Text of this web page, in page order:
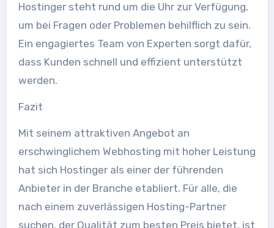
Hostinger steht rund um die Uhr zur Verfügung,
um bei Fragen oder Problemen behilflich zu sein.
Ein engagiertes Team von Experten sorgt dafür,
dass Kunden schnell und effizient unterstützt
werden.
Fazit
Mit seinem attraktiven Angebot an
erschwinglichem Webhosting mit hoher Leistung
hat sich Hostinger als einer der führenden
Anbieter in der Branche etabliert. Für alle, die
nach einem zuverlässigen Hosting-Partner
suchen, der Qualität zum besten Preis bietet, ist